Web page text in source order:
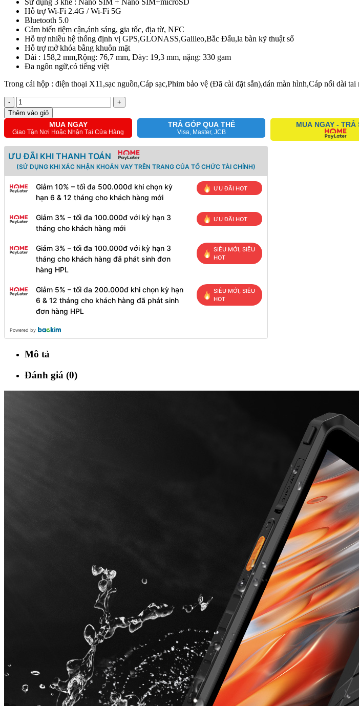
Sử dụng 3 khe : Nano SIM + Nano SIM+microSD
Hỗ trợ Wi-Fi 2.4G / Wi-Fi 5G
Bluetooth 5.0
Cảm biến tiệm cận,ánh sáng, gia tốc, địa từ, NFC
Hỗ trợ nhiều hệ thống định vị GPS,GLONASS,Galileo,Bắc Đẩu,la bàn kỹ thuật số
Hỗ trợ mở khóa bằng khuôn mặt
Dài : 158,2 mm,Rộng: 76,7 mm, Dày: 19,3 mm, nặng: 330 gam
Đa ngôn ngữ,có tiếng việt
Trong cái hộp : điện thoại X11,sạc nguồn,Cáp sạc,Phim bảo vệ (Đã cài đặt sẵn),dán màn hình,Cáp nối dài
-
+
Thêm vào giỏ
MUA NGAY
Giao Tận Nơi Hoặc Nhận Tại Cửa Hàng
TRẢ GÓP QUA THẺ
Visa, Master, JCB
MUA NGAY - TRẢ
ƯU ĐÃI KHI THANH TOÁN
(SỬ DỤNG KHI XÁC NHẬN KHOẢN VAY TRÊN TRANG CỦA TỔ CHỨC TÀI CHÍNH)
Giảm 10% – tối đa 500.000đ khi chọn kỳ
hạn 6 & 12 tháng cho khách hàng mới
ƯU ĐÃI HOT
Giảm 3% – tối đa 100.000đ với kỳ hạn 3
tháng cho khách hàng mới
ƯU ĐÃI HOT
Giảm 3% – tối đa 100.000đ với kỳ hạn 3
tháng cho khách hàng đã phát sinh đơn
hàng HPL
SIÊU MỚI, SIÊU
HOT
Giảm 5% – tối đa 200.000đ khi chọn kỳ hạn
6 & 12 tháng cho khách hàng đã phát sinh
đơn hàng HPL
SIÊU MỚI, SIÊU
HOT
Powered by
Mô tả
Đánh giá (0)